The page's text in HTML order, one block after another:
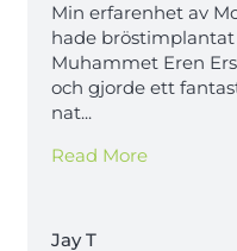
Min erfarenhet av
hade
Muhammet Eren
och gjorde ett
nat...
Read More
Jay T